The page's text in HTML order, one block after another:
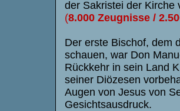
der Sakristei der Kirche
(8.000 Zeugnisse /
Der erste Bischof, dem
schauen, war Don
Rückkehr in sein Land
seiner Diözesen
Augen von Jesus von
Gesichtsausdruck.